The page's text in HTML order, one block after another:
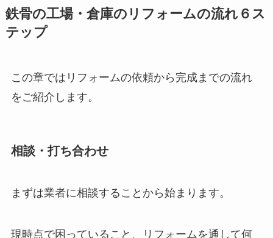
鉄骨の工場・倉庫のリフォームの流れ６ス
テップ
この章ではリフォームの依頼から完成までの流れ
をご紹介します。
相談・打ち合わせ
まずは業者に相談することから始まります。
現時点で困っていること、リフォームを通して何